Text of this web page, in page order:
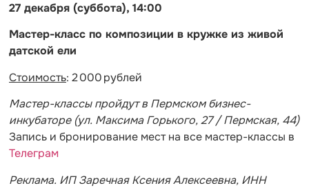
27 декабря (суббота), 14:00
Мастер-класс по композиции в кружке из живой
датской ели
Стоимость: 2 000 рублей
Мастер-классы пройдут в Пермском бизнес-
инкубаторе (ул. Максима Горького, 27 / Пермская, 44)
Запись и бронирование мест на все мастер-классы в
Телеграм
Реклама. ИП Заречная Ксения Алексеевна, ИНН